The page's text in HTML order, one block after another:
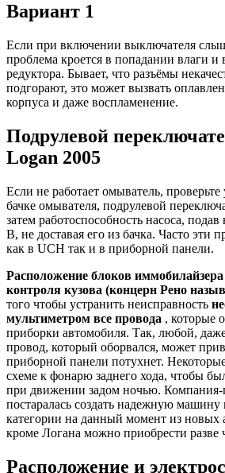
Вариант 1
Если при включении выключателя
проблема кроется в попадании влаги и
редуктора. Бывает, что разъёмы
подгорают, это может вызвать
корпуса и даже воспламенение.
Подрулевой
Logan 2005
Если не работает омыватель,
бачке омывателя, подрулевой
затем работоспособность насоса,
В, не доставая его из бачка. Часто эти
как в UCH так и в приборной панели.
Расположение блоков
контроля кузова (концерн Рено
того чтобы устранить неисправность
мультиметром все провода , которые
приборки автомобиля. Так, любой,
провод, который оборвался, может
приборной панели потухнет.
схеме к фонарю заднего хода, чтобы
при движении задом ночью. Компания-
постаралась создать надежную
категории на данный момент из новых
кроме Логана можно приобрести разве
Расположение и